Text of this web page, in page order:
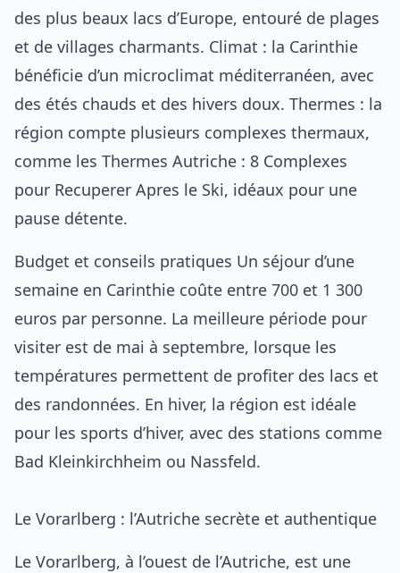
des plus beaux lacs d’Europe, entouré de plages
et de villages charmants. Climat : la Carinthie
bénéficie d’un microclimat méditerranéen, avec
des étés chauds et des hivers doux. Thermes : la
région compte plusieurs complexes thermaux,
comme les Thermes Autriche : 8 Complexes
pour Recuperer Apres le Ski, idéaux pour une
pause détente.
Budget et conseils pratiques Un séjour d’une
semaine en Carinthie coûte entre 700 et 1 300
euros par personne. La meilleure période pour
visiter est de mai à septembre, lorsque les
températures permettent de profiter des lacs et
des randonnées. En hiver, la région est idéale
pour les sports d’hiver, avec des stations comme
Bad Kleinkirchheim ou Nassfeld.
Le Vorarlberg : l’Autriche secrète et authentique
Le Vorarlberg, à l’ouest de l’Autriche, est une